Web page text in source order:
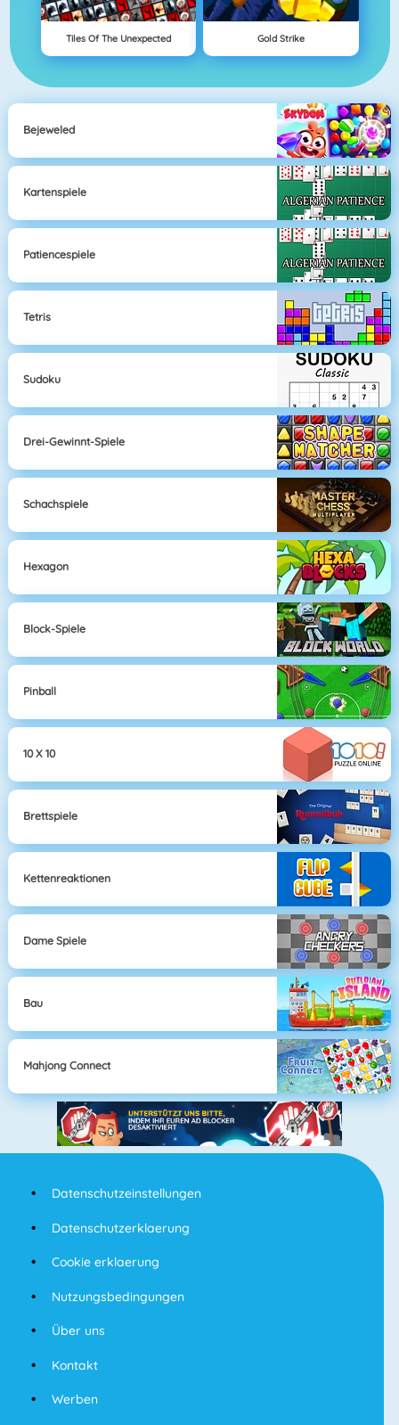
Tiles Of The Unexpected Gold Strike
Bejeweled
Kartenspiele
Patiencespiele
Tetris
Sudoku
Drei-Gewinnt-Spiele
Schachspiele
Hexagon
Block-Spiele
Pinball
10 X 10
Brettspiele
Kettenreaktionen
Dame Spiele
Bau
Mahjong Connect
Datenschutzeinstellungen
Datenschutzerklaerung
Cookie erklaerung
Nutzungsbedingungen
Über uns
Kontakt
Werben